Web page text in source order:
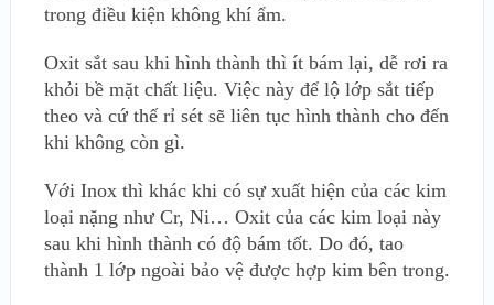
trong điều kiện không khí ẩm.
Oxit sắt sau khi hình thành thì ít bám lại, dễ rơi ra
khỏi bề mặt chất liệu. Việc này để lộ lớp sắt tiếp
theo và cứ thế rỉ sét sẽ liên tục hình thành cho đến
khi không còn gì.
Với Inox thì khác khi có sự xuất hiện của các kim
loại nặng như Cr, Ni… Oxit của các kim loại này
sau khi hình thành có độ bám tốt. Do đó, tao
thành 1 lớp ngoài bảo vệ được hợp kim bên trong.